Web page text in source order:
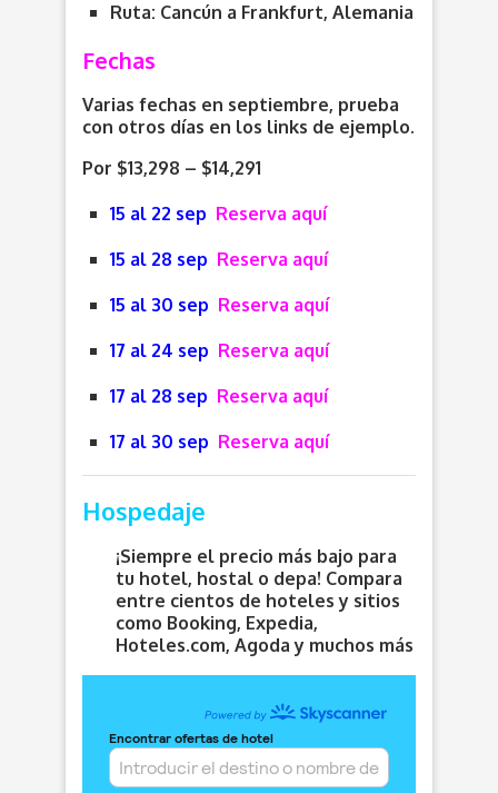
Ruta: Cancún a Frankfurt, Alemania
Fechas
Varias fechas en septiembre, prueba
con otros días en los links de ejemplo.
Por $13,298 – $14,291
15 al 22 sep Reserva aquí
15 al 28 sep Reserva aquí
15 al 30 sep Reserva aquí
17 al 24 sep Reserva aquí
17 al 28 sep Reserva aquí
17 al 30 sep Reserva aquí
Hospedaje
¡Siempre el precio más bajo para
tu hotel, hostal o depa! Compara
entre cientos de hoteles y sitios
como Booking, Expedia,
Hoteles.com, Agoda y muchos más